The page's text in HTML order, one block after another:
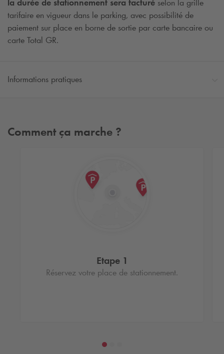
la durée de stationnement sera facturé selon la grille
tarifaire en vigueur dans le parking, avec possibilité de
paiement sur place en borne de sortie par carte bancaire ou
carte Total GR.
Informations pratiques
Comment ça marche ?
Etape 1
Réservez votre place de stationnement.